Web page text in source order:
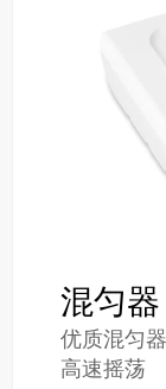
混匀器
优质混匀
高速摇荡